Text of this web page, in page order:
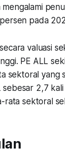
pada
valuasi
PE ALL
sektoral yang
sebesar 2,7
rata sektoral